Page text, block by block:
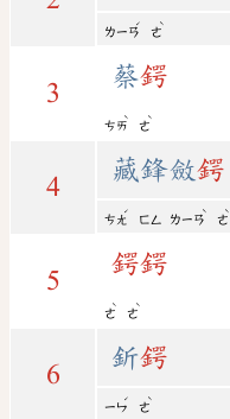
ㄌㄧㄢ
ˊ
ㄜ
ˋ
3
蔡鍔
ㄘㄞ
ˋ
ㄜ
ˋ
4
藏鋒斂鍔
ㄘㄤ
ˊ
ㄈㄥ ㄌㄧㄢ
ˋ
ㄜ
ˋ
5
鍔鍔
ㄜ
ˋ
ㄜ
ˋ
6
釿鍔
ㄧㄣ
ˊ
ㄜ
ˋ